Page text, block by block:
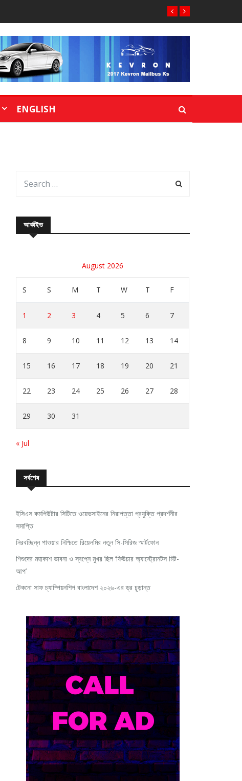
ENGLISH
আর্কাইভ
August 2026
S S M T W T F
1 2 3 4 5 6 7
8 9 10 11 12 13 14
15 16 17 18 19 20 21
22 23 24 25 26 27 28
29 30 31
« Jul
সর্বশেষ
ইসিএস কমপিউটার সিটিতে ওয়েভসাইনের নিরাপত্তা প্রযুক্তি প্রদর্শনীর
সমাপ্তি
নিরবচ্ছিন্ন পাওয়ার নিশ্চিতে রিয়েলমির নতুন সি-সিরিজ স্মার্টফোন
শিশুদের মহাকাশ ভাবনা ও স্বপ্নে মুখর ছিল ‘ফিউচার অ্যাস্ট্রোনটস মিট-
আপ’
টেকনো সাফ চ্যাম্পিয়নশিপ বাংলাদেশ ২০২৬-এর ড্র চূড়ান্ত